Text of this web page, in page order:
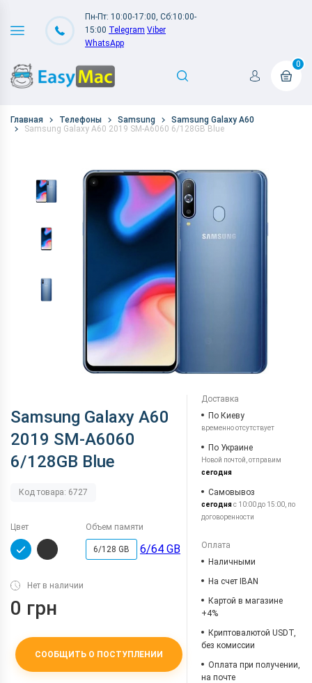
Пн-Пт: 10:00-17:00, Сб:10:00-
15:00 Telegram Viber
WhatsApp
0
Главная Телефоны Samsung
Samsung Galaxy A60
Samsung Galaxy A60 2019 SM-A6060 6/128GB Blue
Samsung Galaxy A60
2019 SM-A6060
6/128GB Blue
Код товара: 6727
Цвет Объем памяти
6/128 GB 6/64 GB
Нет в наличии
0 грн
СООБЩИТЬ О ПОСТУПЛЕНИИ
Доставка
По Киеву
временно отсутствует
По Украине
Новой почтой, отправим
сегодня
Самовывоз
сегодняс 10:00 до 15:00, по
договоренности
Оплата
Наличными
На счет IBAN
Картой в магазине
+4%
Криптовалютой USDT,
без комиссии
Оплата при получении,
на почте